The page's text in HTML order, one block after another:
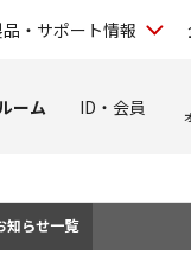
・サポート情報
ーム ID・会員
知らせ一覧